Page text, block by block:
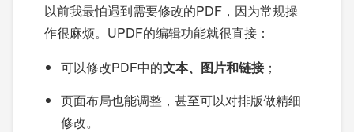
以前我最怕遇到需要修改的PDF，因为常规操
作很麻烦。UPDF的编辑功能就很直接：
可以修改PDF中的文本、图片和链接；
页面布局也能调整，甚至可以对排版做精细
修改。